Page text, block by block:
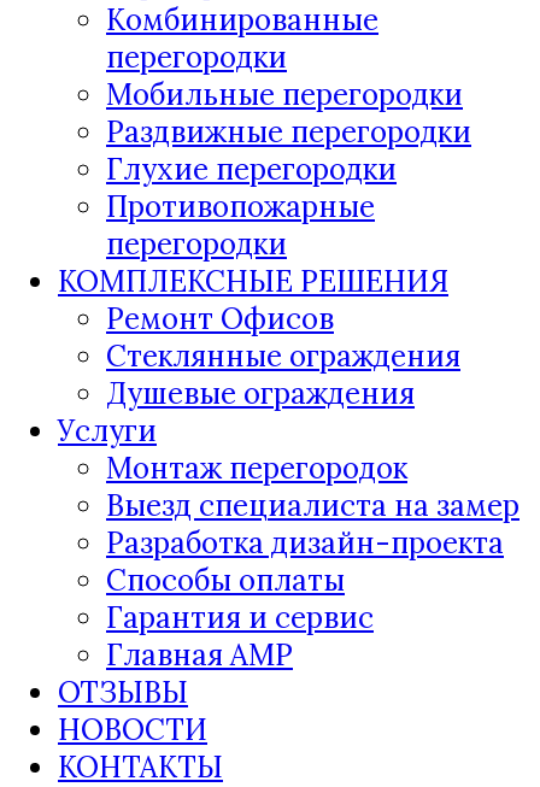
Комбинированные
перегородки
Мобильные перегородки
Раздвижные перегородки
Глухие перегородки
Противопожарные
перегородки
КОМПЛЕКСНЫЕ РЕШЕНИЯ
Ремонт Офисов
Стеклянные ограждения
Душевые ограждения
Услуги
Монтаж перегородок
Выезд специалиста на замер
Разработка дизайн-проекта
Способы оплаты
Гарантия и сервис
Главная AMP
ОТЗЫВЫ
НОВОСТИ
КОНТАКТЫ